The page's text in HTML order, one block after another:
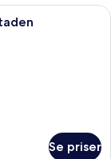
med en säng,
Se priser